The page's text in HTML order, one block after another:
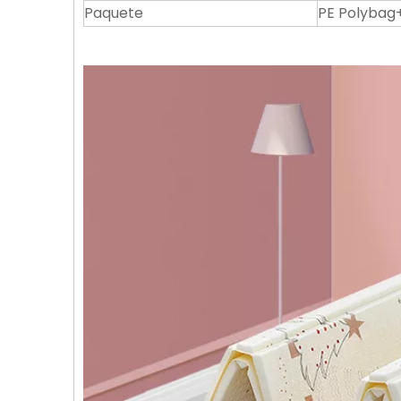
Paquete PE